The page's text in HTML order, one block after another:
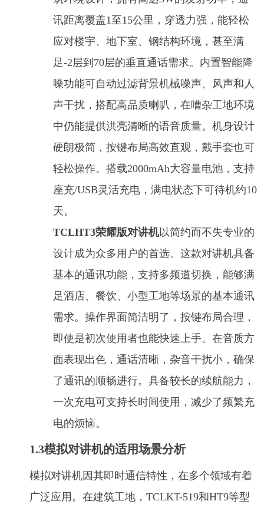
讯距离覆盖1至15公里，穿透力强，能轻松
应对楼宇、地下室、钢结构环境，甚至满
足-2层到70层的垂直通话需求。内置智能降
噪功能可自动过滤背景机械噪声、风声和人
声干扰，搭配高品质喇叭，在嘈杂工地环境
中仍能提供洪亮清晰的语音质量。机身设计
硬朗极简，按键布局高效直观，戴手套也可
轻松操作。搭载2000mAh大容量电池，支持
座充/USB灵活充电，满电状态下可待机约10
天。
TCLHT3荣耀版对讲机以简约而不失专业的
设计成为众多用户的首选。这款对讲机具备
基本的通讯功能，支持多频道切换，能够满
足酒店、餐饮、小型工地等场景的基本通讯
需求。操作界面简洁明了，按键布局合理，
即使是初次使用者也能快速上手。在音质方
面表现出色，通话清晰，杂音干扰小，确保
了通讯的顺畅进行。具备较长的续航能力，
一次充电可支持长时间使用，减少了频繁充
电的烦恼。
1.3模拟对讲机的适用场景分析
模拟对讲机因其即时通信特性，在多个领域有着
广泛应用。在建筑工地，TCLKT-519和HT9等型